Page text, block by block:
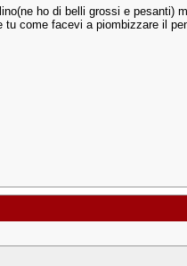
ho di belli grossi e pesanti)
come facevi a piombizzare il